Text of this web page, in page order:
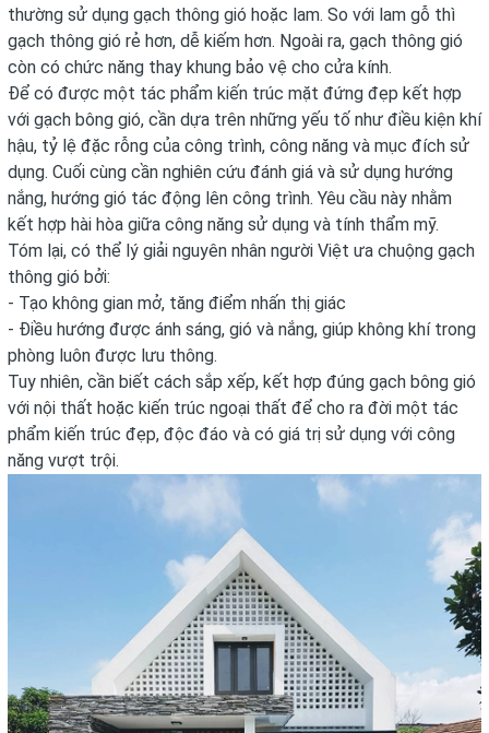
thường sử dụng gạch thông gió hoặc lam. So với lam gỗ thì
gạch thông gió rẻ hơn, dễ kiếm hơn. Ngoài ra, gạch thông gió
còn có chức năng thay khung bảo vệ cho cửa kính.
Để có được một tác phẩm kiến trúc mặt đứng đẹp kết hợp
với gạch bông gió, cần dựa trên những yếu tố như điều kiện khí
hậu, tỷ lệ đặc rỗng của công trình, công năng và mục đích sử
dụng. Cuối cùng cần nghiên cứu đánh giá và sử dụng hướng
nắng, hướng gió tác động lên công trình. Yêu cầu này nhằm
kết hợp hài hòa giữa công năng sử dụng và tính thẩm mỹ.
Tóm lại, có thể lý giải nguyên nhân người Việt ưa chuộng gạch
thông gió bởi:
- Tạo không gian mở, tăng điểm nhấn thị giác
- Điều hướng được ánh sáng, gió và nắng, giúp không khí trong
phòng luôn được lưu thông.
Tuy nhiên, cần biết cách sắp xếp, kết hợp đúng gạch bông gió
với nội thất hoặc kiến trúc ngoại thất để cho ra đời một tác
phẩm kiến trúc đẹp, độc đáo và có giá trị sử dụng với công
năng vượt trội.